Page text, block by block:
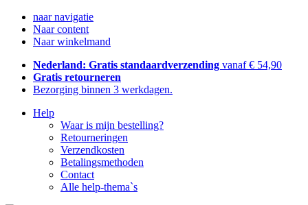
naar navigatie
Naar content
Naar winkelmand
Nederland: Gratis standaardverzending vanaf € 54,90
Gratis retourneren
Bezorging binnen 3 werkdagen.
Help
Waar is mijn bestelling?
Retourneringen
Verzendkosten
Betalingsmethoden
Contact
Alle help-thema`s